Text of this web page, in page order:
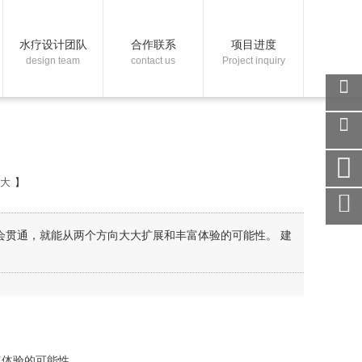
水疗设计团队
design team
合作联系
contact us
项目进度
Project inquiry
大 】
通，就能从两个方向大大扩展和丰富体验的可能性。 建
关注
微信
在线
手机
访问